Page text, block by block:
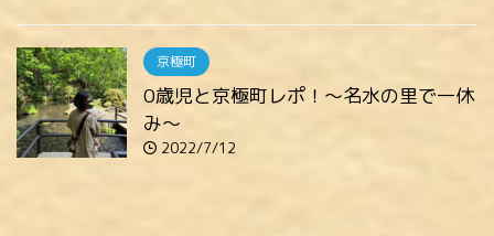
京極町
0歳児と京極町レポ！～名水の里で一休
み～
2022/7/12